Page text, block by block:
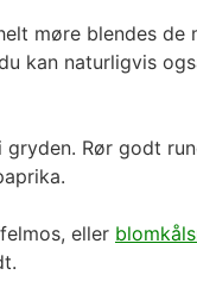
møre blendes de
kan naturligvis
Rør godt
eller